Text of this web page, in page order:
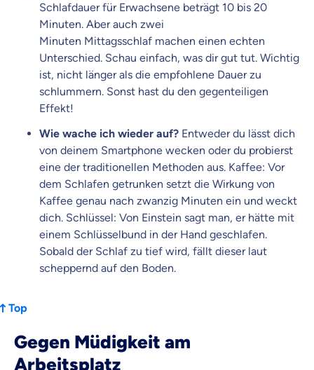
Schlafdauer für Erwachsene beträgt 10 bis 20
Minuten. Aber auch zwei
Minuten Mittagsschlaf machen einen echten
Unterschied. Schau einfach, was dir gut tut. Wichtig
ist, nicht länger als die empfohlene Dauer zu
schlummern. Sonst hast du den gegenteiligen
Effekt!
Wie wache ich wieder auf? Entweder du lässt dich
von deinem Smartphone wecken oder du probierst
eine der traditionellen Methoden aus. Kaffee: Vor
dem Schlafen getrunken setzt die Wirkung von
Kaffee genau nach zwanzig Minuten ein und weckt
dich. Schlüssel: Von Einstein sagt man, er hätte mit
einem Schlüsselbund in der Hand geschlafen.
Sobald der Schlaf zu tief wird, fällt dieser laut
scheppernd auf den Boden.
Top
Gegen Müdigkeit am
Arbeitsplatz